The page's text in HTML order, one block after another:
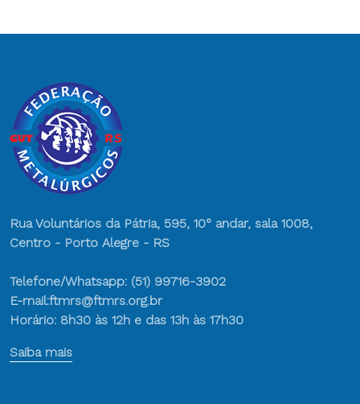
Rua Voluntários da Pátria, 595, 10° andar, sala 1008,
Centro - Porto Alegre - RS
Telefone/Whatsapp: (51) 99716-3902
E-mail:ftmrs@ftmrs.org.br
Horário: 8h30 às 12h e das 13h às 17h30
Saiba mais